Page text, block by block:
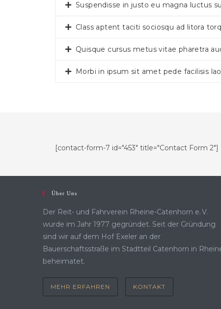
Suspendisse in justo eu magna luctus
Class aptent taciti sociosqu ad litora
Quisque cursus metus vitae pharetra
Morbi in ipsum sit amet pede facilisis
[contact-form-7 id="453" title="Contact Form 2"]
Über Uns
Der Reit- und Fahrverein Rheine-Catenhorn e. V.
wurde im Jahr 1977 gegründet. Seit der Gründung
sind wir auf dem Hof Exeler an der
Bauerschaftsstraße im Stadtteil Catenhorn in
beheimatet.
MEHR ERFAHREN KONTAKT